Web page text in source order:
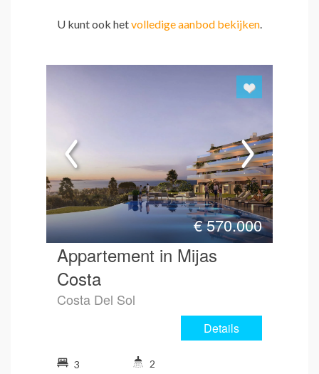
U kunt ook hetvolledige aanbod bekijken.
€570.000
Appartement in Mijas
Costa
Costa Del Sol
Details
3 2